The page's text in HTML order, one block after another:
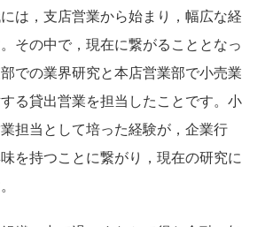
は，支店営業から始まり，幅広な経
その中で，現在に繋がることとなっ
での業界研究と本店営業部で小売業
る貸出営業を担当したことです。小
担当として培った経験が，企業行
を持つことに繋がり，現在の研究に